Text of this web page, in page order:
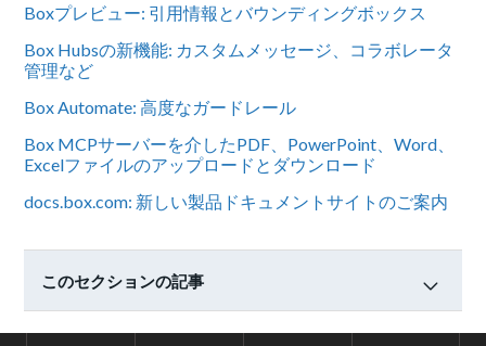
Boxプレビュー: 引用情報とバウンディングボックス
Box Hubsの新機能: カスタムメッセージ、コラボレータ
管理など
Box Automate: 高度なガードレール
Box MCPサーバーを介したPDF、PowerPoint、Word、
Excelファイルのアップロードとダウンロード
docs.box.com: 新しい製品ドキュメントサイトのご案内
このセクションの記事